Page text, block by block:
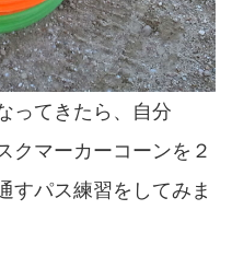
ってきたら、自分
クマーカーコーンを２
すパス練習をしてみま